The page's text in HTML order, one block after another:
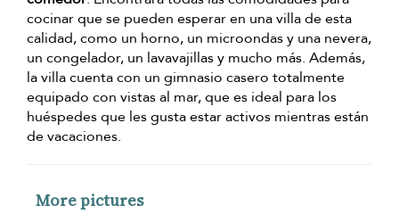
cocinar que se pueden esperar en una villa de esta
calidad, como un horno, un microondas y una nevera,
un congelador, un lavavajillas y mucho más. Además,
la villa cuenta con un gimnasio casero totalmente
equipado con vistas al mar, que es ideal para los
huéspedes que les gusta estar activos mientras están
de vacaciones.
More pictures